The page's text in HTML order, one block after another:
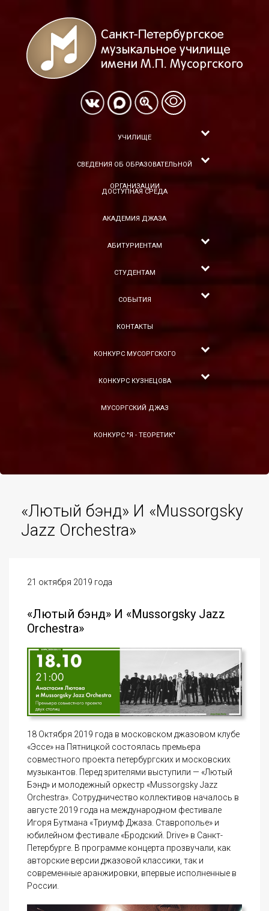
УЧИЛИЩЕ
СВЕДЕНИЯ ОБ ОБРАЗОВАТЕЛЬНОЙ
ОРГАНИЗАЦИИ
ДОСТУПНАЯ СРЕДА
АКАДЕМИЯ ДЖАЗА
АБИТУРИЕНТАМ
СТУДЕНТАМ
СОБЫТИЯ
КОНТАКТЫ
КОНКУРС МУСОРГСКОГО
КОНКУРС КУЗНЕЦОВА
МУСОРГСКИЙ ДЖАЗ
КОНКУРС "Я - ТЕОРЕТИК"
«Лютый бэнд» И «Mussorgsky
Jazz Orchestra»
21 октября 2019 года
«Лютый бэнд» И «Mussorgsky Jazz
Orchestra»
18 Октября 2019 года в московском джазовом клубе
«Эссе» на Пятницкой состоялась премьера
совместного проекта петербургских и московских
музыкантов. Перед зрителями выступили — «Лютый
Бэнд» и молодежный оркестр «Mussorgsky Jazz
Orchestra». Сотрудничество коллективов началось в
августе 2019 года на международном фестивале
Игоря Бутмана «Триумф Джаза. Ставрополье» и
юбилейном фестивале «Бродский. Drive» в Санкт-
Петербурге. В программе концерта прозвучали, как
авторские версии джазовой классики, так и
современные аранжировки, впервые исполненные в
России.